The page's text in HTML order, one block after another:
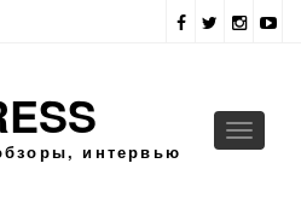
интервью
Toggle